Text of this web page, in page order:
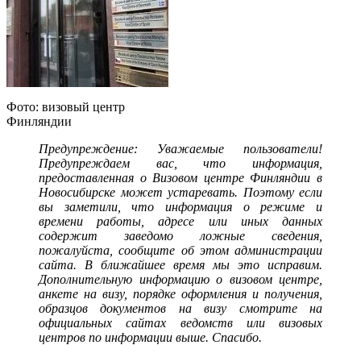
Фото: визовый центр
Финляндии
Предупреждение: Уважаемые пользователи!
Предупреждаем вас, что информация,
предоставленная о Визовом центре Финляндии в
Новосибирске может устаревать. Поэтому если
вы заметили, что информация о режиме и
времени работы, адресе или иных данных
содержит заведомо ложные сведения,
пожалуйста, сообщите об этом администрации
сайта. В ближайшее время мы это исправим.
Дополнительную информацию о визовом центре,
анкете на визу, порядке оформления и получения,
образцов документов на визу смотрите на
официальных сайтах ведомств или визовых
центров по информации выше. Спасибо.